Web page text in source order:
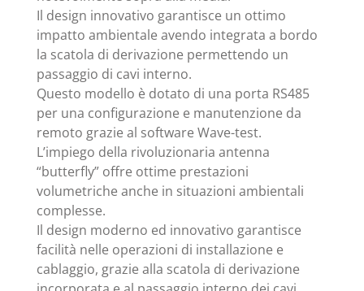
Il design innovativo garantisce un ottimo
impatto ambientale avendo integrata a bordo
la scatola di derivazione permettendo un
passaggio di cavi interno.
Questo modello è dotato di una porta RS485
per una configurazione e manutenzione da
remoto grazie al software Wave-test.
L’impiego della rivoluzionaria antenna
“butterfly” offre ottime prestazioni
volumetriche anche in situazioni ambientali
complesse.
Il design moderno ed innovativo garantisce
facilità nelle operazioni di installazione e
cablaggio, grazie alla scatola di derivazione